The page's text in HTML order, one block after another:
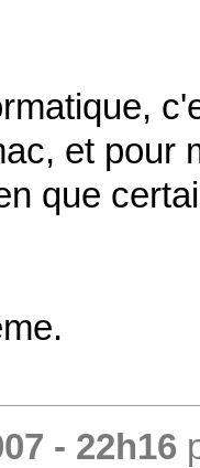
et pour
que
- 22h16